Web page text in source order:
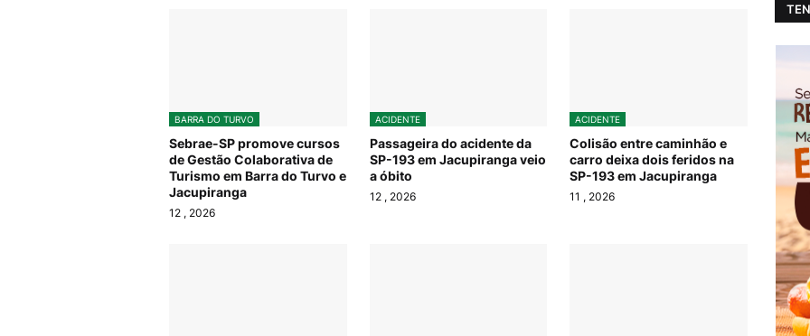
BARRA DO TURVO
Sebrae-SP promove cursos
de Gestão Colaborativa de
Turismo em Barra do Turvo e
Jacupiranga
12 , 2026
ACIDENTE
Passageira do acidente da
SP-193 em Jacupiranga veio
a óbito
12 , 2026
ACIDENTE
Colisão entre caminhão e
carro deixa dois feridos na
SP-193 em Jacupiranga
11 , 2026